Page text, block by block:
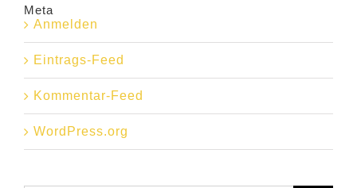
Meta
Anmelden
Eintrags-Feed
Kommentar-Feed
WordPress.org